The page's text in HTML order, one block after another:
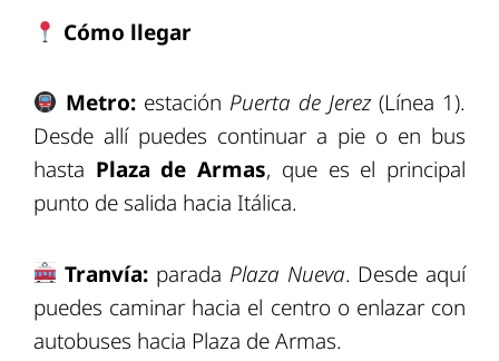
Cómo llegar
Metro:estación Puerta de Jerez(Línea 1).
Desde allí puedes continuar a pie o en bus
hasta Plaza de Armas, que es el principal
punto de salida hacia Itálica.
Tranvía: parada Plaza Nueva. Desde aquí
puedes caminar hacia el centro o enlazar con
autobuses hacia Plaza de Armas.